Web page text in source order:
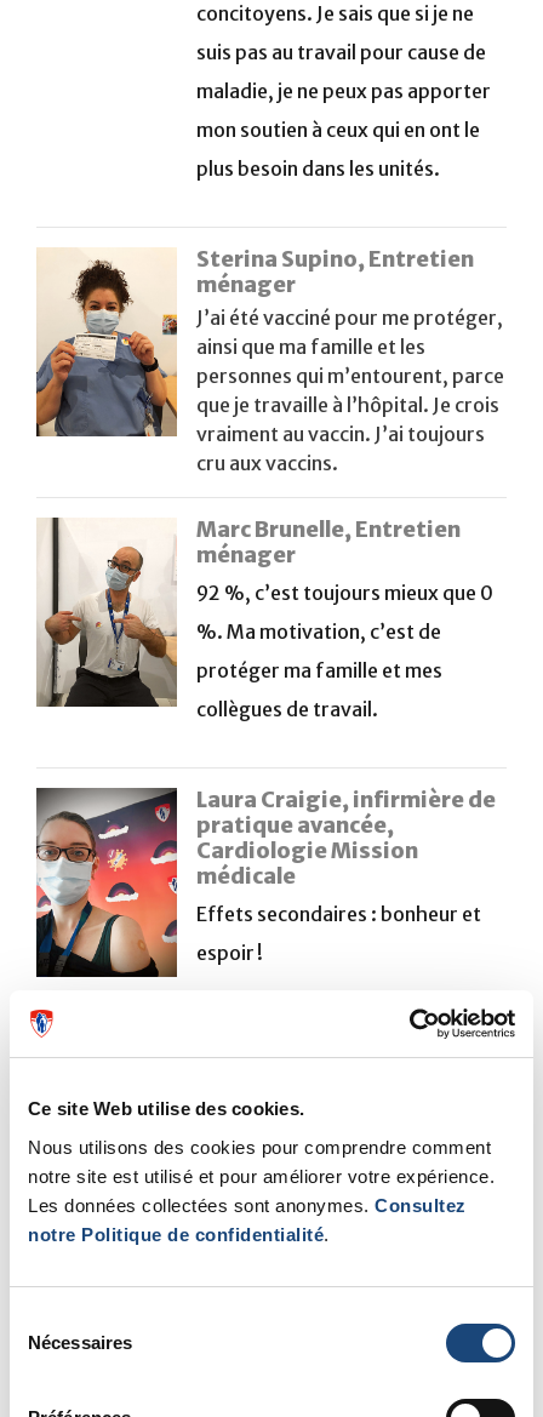
Ce site Web utilise des cookies.
Nous utilisons des cookies pour comprendre comment
notre site est utilisé et pour améliorer votre expérience.
Les données collectées sont anonymes. Consultez
notre Politique de confidentialité.
Nécessaires
concitoyens. Je sais que si je ne
suis pas au travail pour cause de
maladie, je ne peux pas apporter
mon soutien à ceux qui en ont le
plus besoin dans les unités.
Sterina Supino, Entretien
ménager
J’ai été vacciné pour me protéger,
ainsi que ma famille et les
personnes qui m’entourent, parce
que je travaille à l’hôpital. Je crois
vraiment au vaccin. J’ai toujours
cru aux vaccins.
Marc Brunelle, Entretien
ménager
92 %, c’est toujours mieux que 0
%. Ma motivation, c’est de
protéger ma famille et mes
collègues de travail.
Laura Craigie, infirmière de
pratique avancée,
Cardiologie Mission
médicale
Effets secondaires : bonheur et
espoir !
Morris Zidle,
Personnellement, je me sens très
bien en recevant le vaccin. Je
contribue au bien-être de ma
famille et de mes amis, de mes
et de tous ceux avec qui je suis en